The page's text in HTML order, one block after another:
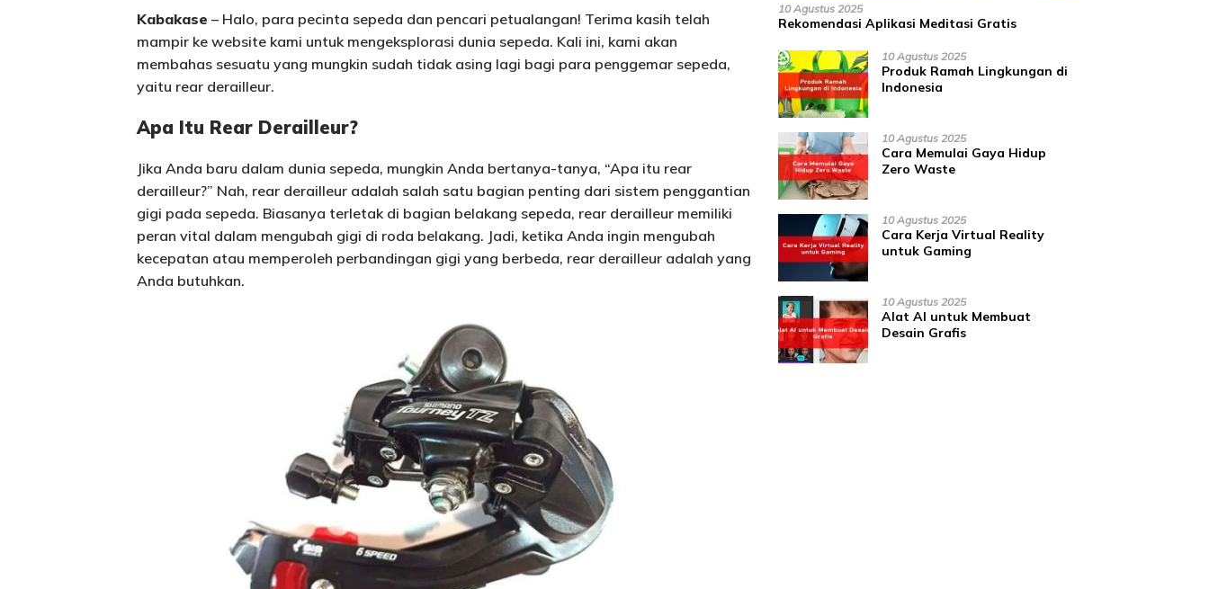
Kabakase – Halo, para pecinta sepeda dan pencari petualangan! Terima kasih telah
mampir ke website kami untuk mengeksplorasi dunia sepeda. Kali ini, kami akan
membahas sesuatu yang mungkin sudah tidak asing lagi bagi para penggemar sepeda,
yaitu rear derailleur.
Apa Itu Rear Derailleur?
Jika Anda baru dalam dunia sepeda, mungkin Anda bertanya-tanya, “Apa itu rear
derailleur?” Nah, rear derailleur adalah salah satu bagian penting dari sistem penggantian
gigi pada sepeda. Biasanya terletak di bagian belakang sepeda, rear derailleur memiliki
peran vital dalam mengubah gigi di roda belakang. Jadi, ketika Anda ingin mengubah
kecepatan atau memperoleh perbandingan gigi yang berbeda, rear derailleur adalah yang
Anda butuhkan.
10 Agustus 2025
Rekomendasi Aplikasi Meditasi Gratis
10 Agustus 2025
Produk Ramah Lingkungan di
Indonesia
10 Agustus 2025
Cara Memulai Gaya Hidup
Zero Waste
10 Agustus 2025
Cara Kerja Virtual Reality
untuk Gaming
10 Agustus 2025
Alat AI untuk Membuat
Desain Grafis